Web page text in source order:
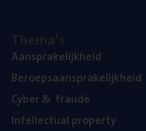
Aan­spra­ke­lijk­heid
Beroeps­aan­spra­ke­lijk­heid
Cyber& fraude
Intel­lec­tu­al property